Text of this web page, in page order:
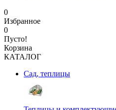
0
Избранное
0
Пусто!
Корзина
КАТАЛОГ
Сад, теплицы